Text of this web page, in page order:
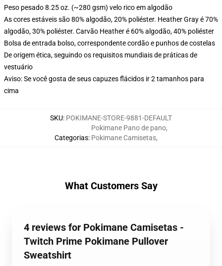
Peso pesado 8.25 oz. (~280 gsm) velo rico em algodão
As cores estáveis são 80% algodão, 20% poliéster. Heather Gray é 70%
algodão, 30% poliéster. Carvão Heather é 60% algodão, 40% poliéster
Bolsa de entrada bolso, correspondente cordão e punhos de costelas
De origem ética, seguindo os requisitos mundiais de práticas de
vestuário
Aviso: Se você gosta de seus capuzes flácidos ir 2 tamanhos para
cima
SKU: POKIMANE-STORE-9881-DEFAULT
Categorias:
Pokimane Pano de pano,
Pokimane Camisetas,
What Customers Say
4 reviews for Pokimane Camisetas -
Twitch Prime Pokimane Pullover
Sweatshirt